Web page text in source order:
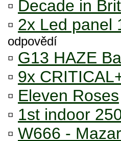
▫ Decade in
▫ 2x Led panel
odpovědí
▫ G13 HAZE
▫ 9x
▫ Eleven Roses
▫ 1st indoor
▫ W666 -